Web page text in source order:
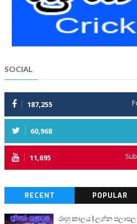
SOCIAL
187,255
60,968
11,695
RECENT POPULAR
රාහු කාලය | ලග්න පලාපල